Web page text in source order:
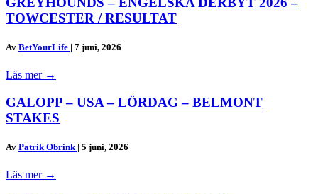
TOWCESTER / RESULTAT
Av BetYourLife | 7 juni, 2026
Läs mer →
GALOPP – USA – LÖRDAG – BELMONT
STAKES
Av Patrik Obrink | 5 juni, 2026
Läs mer →